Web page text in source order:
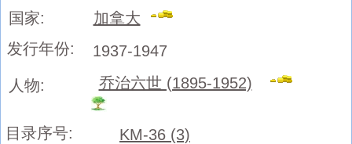
国家:
加拿大
发行年份:
1937-1947
人物:
乔治六世 (1895-1952)
目录序号: KM-36 (3)